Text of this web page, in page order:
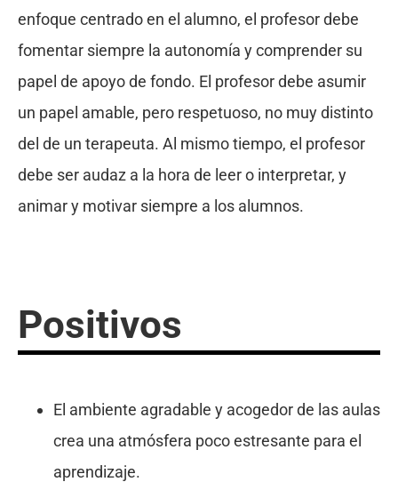
enfoque centrado en el alumno, el profesor debe
fomentar siempre la autonomía y comprender su
papel de apoyo de fondo. El profesor debe asumir
un papel amable, pero respetuoso, no muy distinto
del de un terapeuta. Al mismo tiempo, el profesor
debe ser audaz a la hora de leer o interpretar, y
animar y motivar siempre a los alumnos.
Positivos
El ambiente agradable y acogedor de las aulas
crea una atmósfera poco estresante para el
aprendizaje.